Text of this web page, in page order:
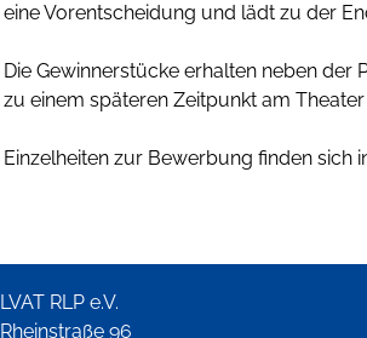
eine Vorentscheidung und lädt zu der
Die Gewinnerstücke erhalten neben der
zu einem späteren Zeitpunkt am
Einzelheiten zur Bewerbung finden sich
LVAT RLP e.V.
Rheinstraße 96